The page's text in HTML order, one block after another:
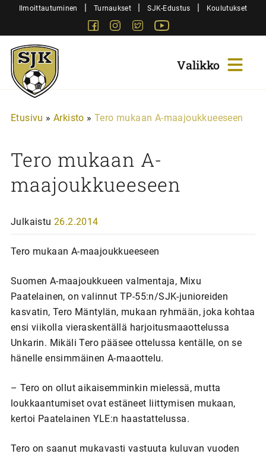
SiirryIlmoittautuminen | Turnaukset | SJK-Edustus | Koulutukset
FacebookInstagram
Twitter
Sjk-
Juniorit
Etusivu » Arkisto » Tero mukaan A-maajoukkueeseen
Tero mukaan A-
maajoukkueeseen
Julkaistu 26.2.2014
Tero mukaan A-maajoukkueeseen
Suomen A-maajoukkueen valmentaja, Mixu
Paatelainen, on valinnut TP-55:n/SJK-junioreiden
kasvatin, Tero Mäntylän, mukaan ryhmään, joka kohtaa
ensi viikolla vieraskentällä harjoitusmaaottelussa
Unkarin. Mikäli Tero pääsee ottelussa kentälle, on se
hänelle ensimmäinen A-maaottelu.
– Tero on ollut aikaisemminkin mielessä, mutta
loukkaantumiset ovat estäneet liittymisen mukaan,
kertoi Paatelainen YLE:n haastattelussa.
Tero on saanut mukavasti vastuuta kuluvan vuoden